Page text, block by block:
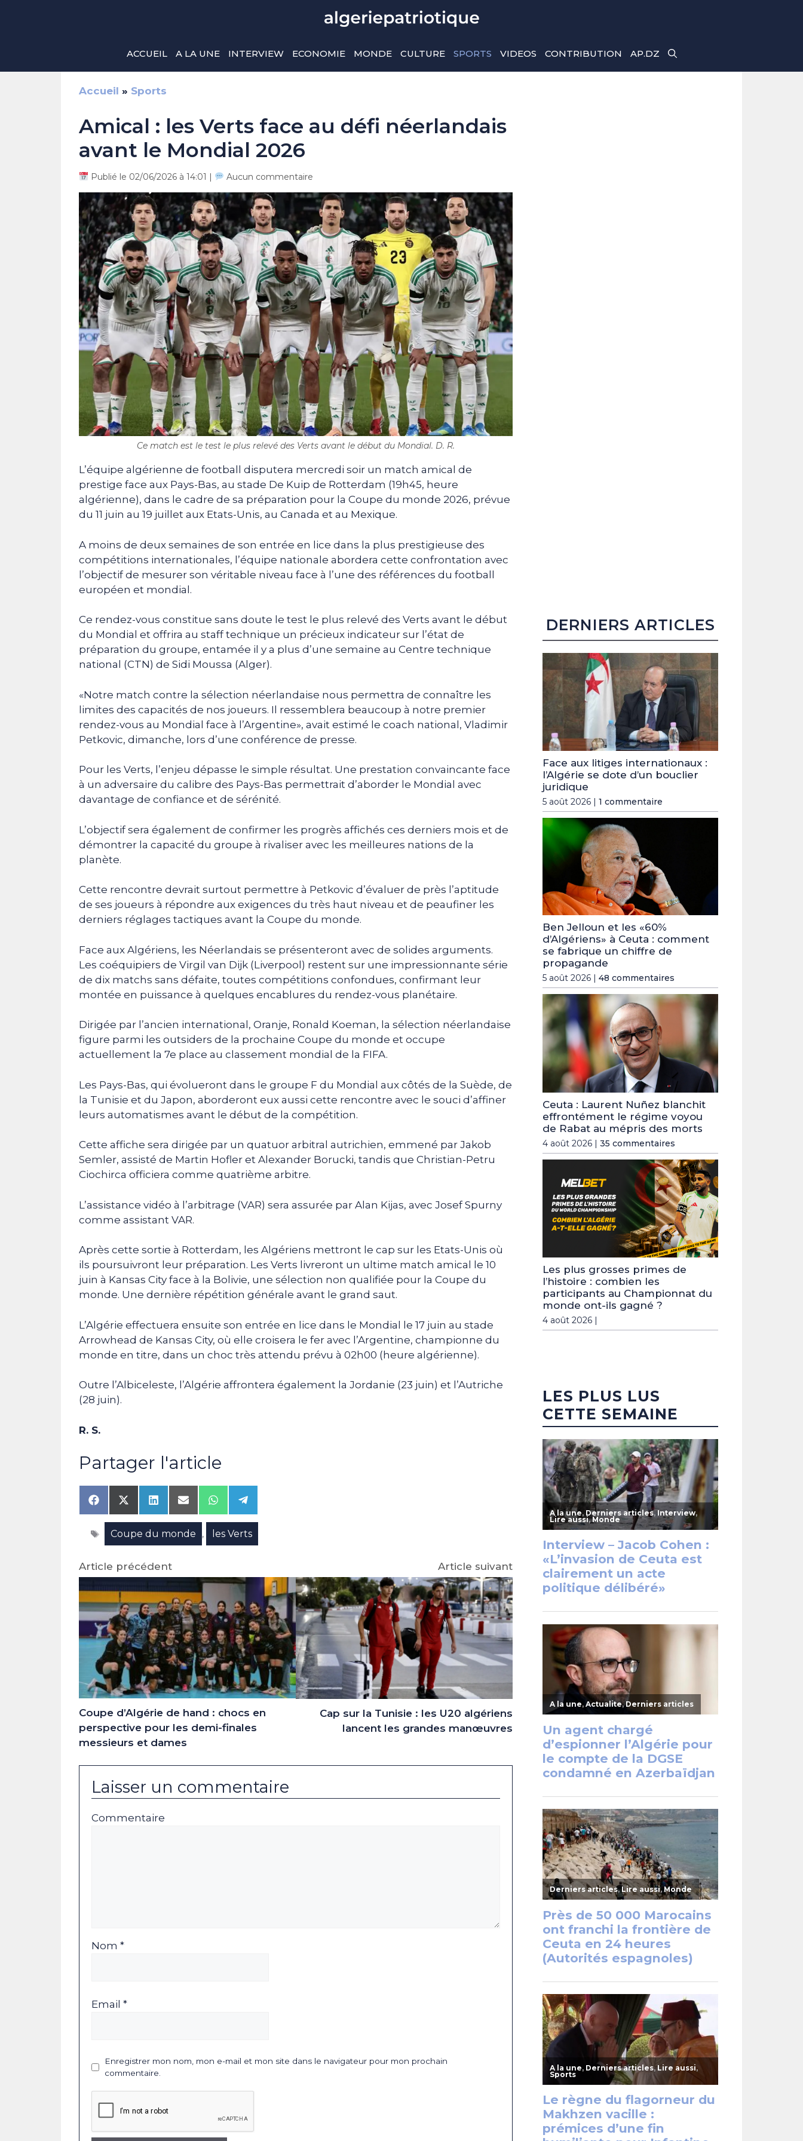
ACCUEIL A LA UNE INTERVIEW ECONOMIE MONDE CULTURE SPORTS VIDEOS CONTRIBUTION AP.DZ
Accueil » Sports
Amical : les Verts face au défi néerlandais
avant le Mondial 2026
Publié le 02/06/2026 à 14:01 | Aucun commentaire
Ce match est le test le plus relevé des Verts avant le début du Mondial. D. R.
L’équipe algérienne de football disputera mercredi soir un match amical de
prestige face aux Pays-Bas, au stade De Kuip de Rotterdam (19h45, heure
algérienne), dans le cadre de sa préparation pour la Coupe du monde 2026, prévue
du 11 juin au 19 juillet aux Etats-Unis, au Canada et au Mexique.
A moins de deux semaines de son entrée en lice dans la plus prestigieuse des
compétitions internationales, l’équipe nationale abordera cette confrontation avec
l’objectif de mesurer son véritable niveau face à l’une des références du football
européen et mondial.
Ce rendez-vous constitue sans doute le test le plus relevé des Verts avant le début
du Mondial et offrira au staff technique un précieux indicateur sur l’état de
préparation du groupe, entamée il y a plus d’une semaine au Centre technique
national (CTN) de Sidi Moussa (Alger).
«Notre match contre la sélection néerlandaise nous permettra de connaître les
limites des capacités de nos joueurs. Il ressemblera beaucoup à notre premier
rendez-vous au Mondial face à l’Argentine», avait estimé le coach national, Vladimir
Petkovic, dimanche, lors d’une conférence de presse.
Pour les Verts, l’enjeu dépasse le simple résultat. Une prestation convaincante face
à un adversaire du calibre des Pays-Bas permettrait d’aborder le Mondial avec
davantage de confiance et de sérénité.
L’objectif sera également de confirmer les progrès affichés ces derniers mois et de
démontrer la capacité du groupe à rivaliser avec les meilleures nations de la
planète.
Cette rencontre devrait surtout permettre à Petkovic d’évaluer de près l’aptitude
de ses joueurs à répondre aux exigences du très haut niveau et de peaufiner les
derniers réglages tactiques avant la Coupe du monde.
Face aux Algériens, les Néerlandais se présenteront avec de solides arguments.
Les coéquipiers de Virgil van Dijk (Liverpool) restent sur une impressionnante série
de dix matchs sans défaite, toutes compétitions confondues, confirmant leur
montée en puissance à quelques encablures du rendez-vous planétaire.
Dirigée par l’ancien international, Oranje, Ronald Koeman, la sélection néerlandaise
figure parmi les outsiders de la prochaine Coupe du monde et occupe
actuellement la 7e place au classement mondial de la FIFA.
Les Pays-Bas, qui évolueront dans le groupe F du Mondial aux côtés de la Suède, de
la Tunisie et du Japon, aborderont eux aussi cette rencontre avec le souci d’affiner
leurs automatismes avant le début de la compétition.
Cette affiche sera dirigée par un quatuor arbitral autrichien, emmené par Jakob
Semler, assisté de Martin Hofler et Alexander Borucki, tandis que Christian-Petru
Ciochirca officiera comme quatrième arbitre.
L’assistance vidéo à l’arbitrage (VAR) sera assurée par Alan Kijas, avec Josef Spurny
comme assistant VAR.
Après cette sortie à Rotterdam, les Algériens mettront le cap sur les Etats-Unis où
ils poursuivront leur préparation. Les Verts livreront un ultime match amical le 10
juin à Kansas City face à la Bolivie, une sélection non qualifiée pour la Coupe du
monde. Une dernière répétition générale avant le grand saut.
L’Algérie effectuera ensuite son entrée en lice dans le Mondial le 17 juin au stade
Arrowhead de Kansas City, où elle croisera le fer avec l’Argentine, championne du
monde en titre, dans un choc très attendu prévu à 02h00 (heure algérienne).
Outre l’Albiceleste, l’Algérie affrontera également la Jordanie (23 juin) et l’Autriche
(28 juin).
R. S.
Partager l'article
Share
on
Facebook
Share
on
X
(Twitter)
Share
on
LinkedIn
Share
on
Email
Share
on
WhatsApp
Share
on
Telegram
Étiquettes
Coupe du monde , les Verts
Article précédent
Coupe d’Algérie de hand : chocs en
perspective pour les demi-finales
messieurs et dames
Article suivant
Cap sur la Tunisie : les U20 algériens
lancent les grandes manœuvres
Laisser un commentaire
Commentaire
Nom *
Email *
Enregistrer mon nom, mon e-mail et mon site dans le navigateur pour mon prochain
commentaire.
DERNIERS ARTICLES
Face aux litiges internationaux :
l’Algérie se dote d’un bouclier
juridique
5 août 2026 | 1 commentaire
Ben Jelloun et les «60%
d’Algériens» à Ceuta : comment
se fabrique un chiffre de
propagande
5 août 2026 | 48 commentaires
Ceuta : Laurent Nuñez blanchit
effrontément le régime voyou
de Rabat au mépris des morts
4 août 2026 | 35 commentaires
Les plus grosses primes de
l’histoire : combien les
participants au Championnat du
monde ont-ils gagné ?
4 août 2026 |
LES PLUS LUS
CETTE SEMAINE